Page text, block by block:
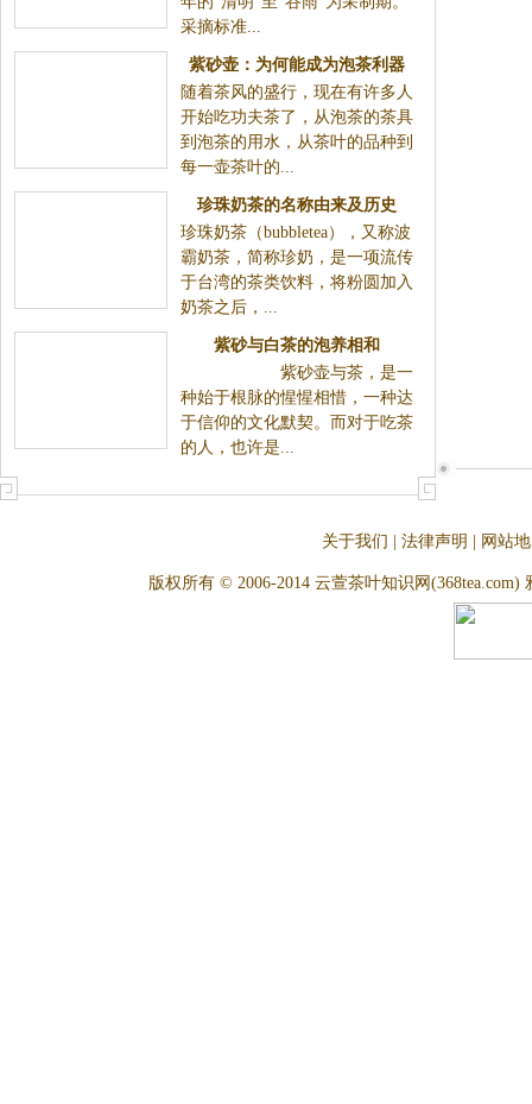
精细。每年的“清明”至“谷雨”为采制期。采摘标准...
紫砂壶：为何能成为泡茶利器
随着茶风的盛行，现在有许多人开始吃功夫茶了，从泡
茶的茶具到泡茶的用水，从茶叶的品种到每一壶茶叶
珍珠奶茶的名称由来及历史
珍珠奶茶（bubbletea），又称波霸奶茶，简称珍奶，是
一项流传于台湾的茶类饮料，将粉圆加入奶茶之后，...
紫砂与白茶的泡养相和
紫砂壶与茶，是一种始于根脉的惺惺相
惜，一种达于信仰的文化默契。而对于吃茶的人，也许
关于我们 法律声明 网站
版权所有 © 2006-2014 云萱茶叶知识网